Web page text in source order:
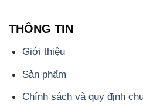
THÔNG TIN
Giới thiệu
Sản phẩm
Chính sách và quy định